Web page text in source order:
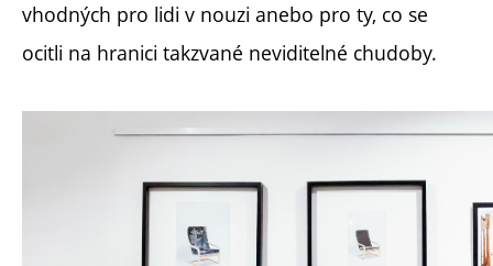
vhodných pro lidi v nouzi anebo pro ty, co se
ocitli na hranici takzvané neviditelné chudoby.